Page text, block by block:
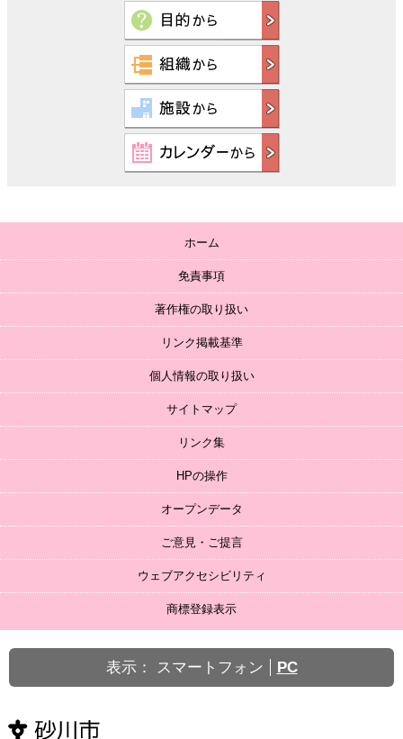
ホーム
免責事項
著作権の取り扱い
リンク掲載基準
個人情報の取り扱い
サイトマップ
リンク集
HPの操作
オープンデータ
ご意見・ご提言
ウェブアクセシビリティ
商標登録表示
表示： スマートフォン PC